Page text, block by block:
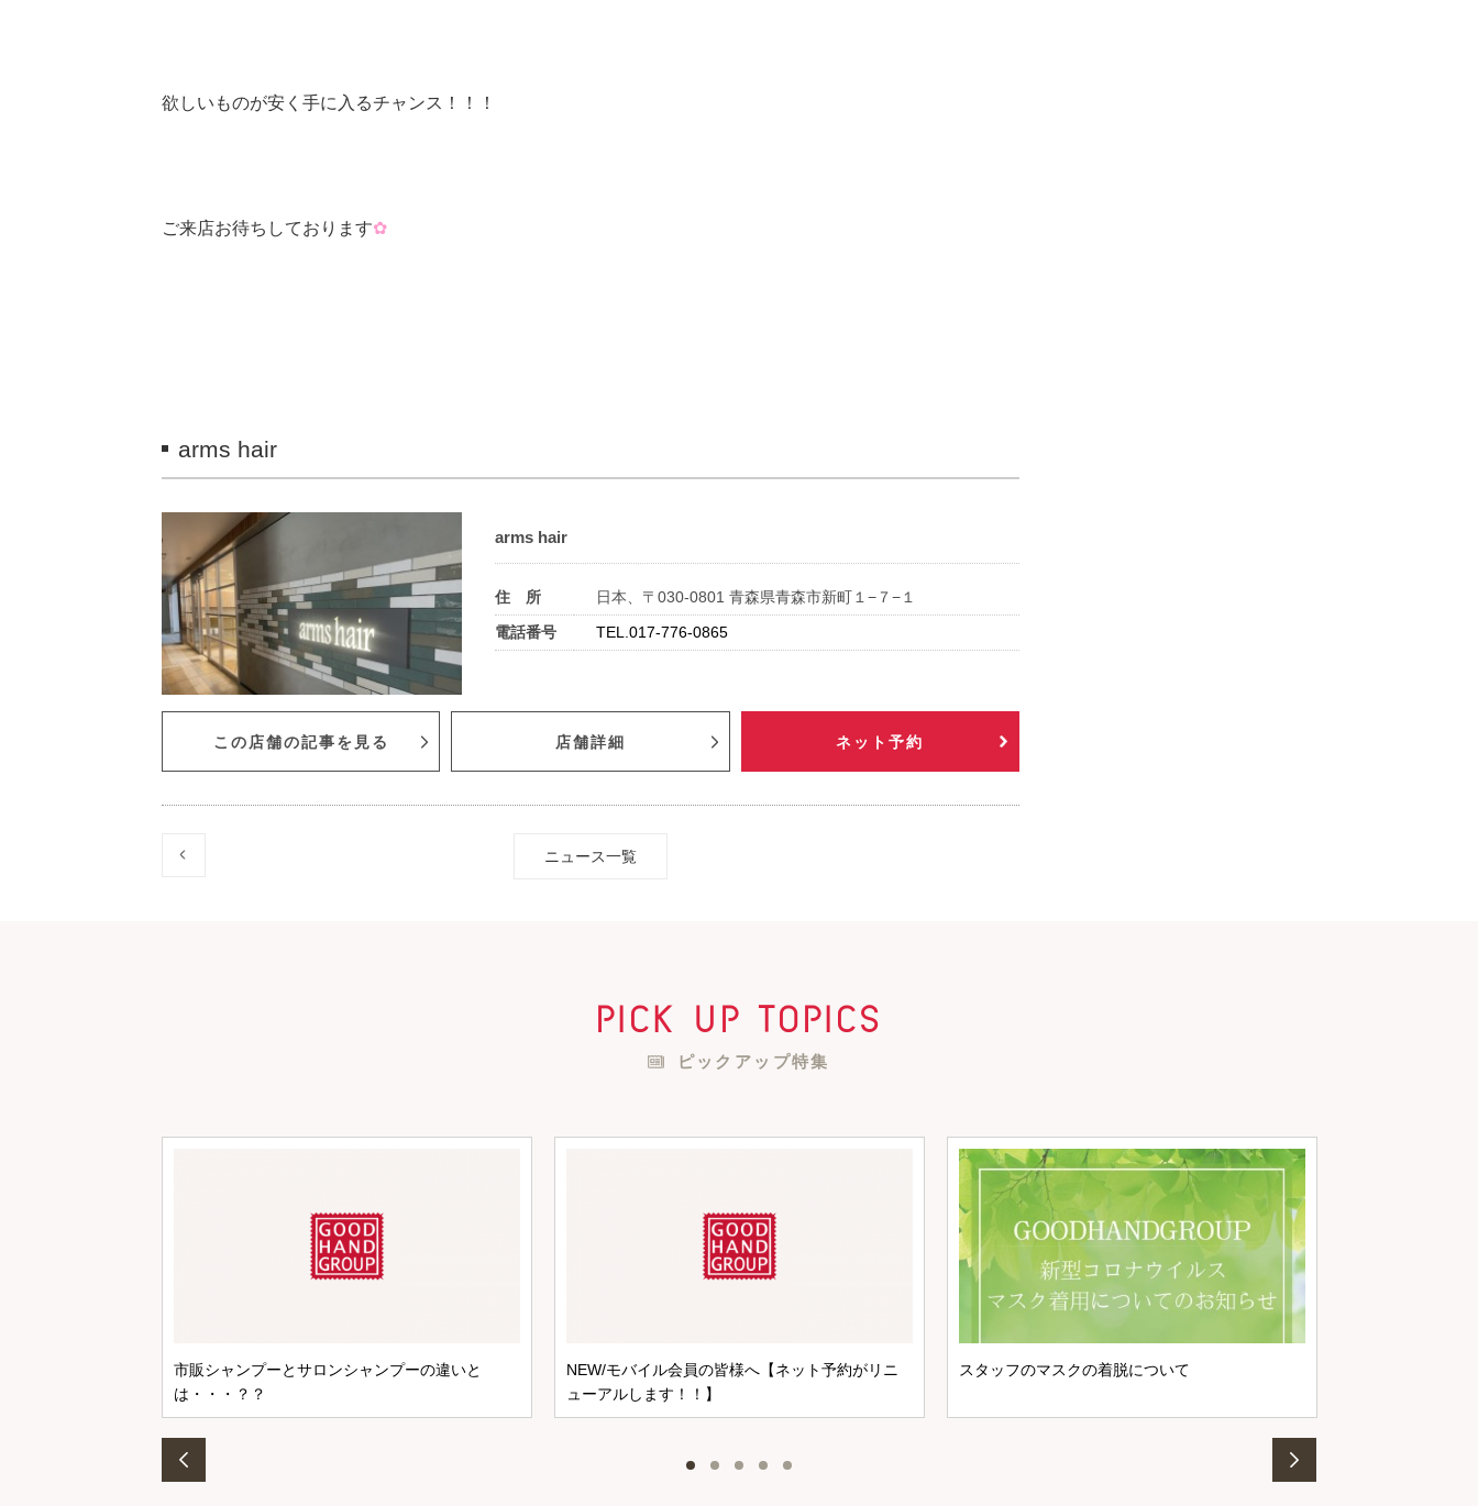
欲しいものが安く手に入るチャンス！！！
ご来店お待ちしております✿
arms hair
arms hair
住 所
日本、〒030-0801 青森県青森市新町１−７−１
電話番号
TEL.017-776-0865
この店舗の記事を見る 店舗詳細 ネット予約
ニュース一覧
pick up topics
ピックアップ特集
市販シャンプーとサロンシャンプーの違いと
は・・・？？
NEW/モバイル会員の皆様へ【ネット予約がリニ
ューアルします！！】
スタッフのマスクの着脱について